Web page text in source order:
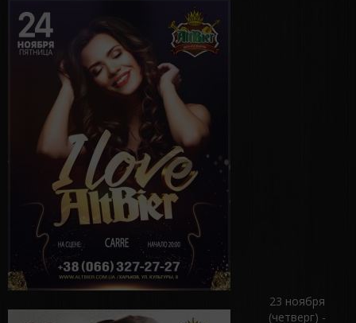
23 ноября
(четверг) -